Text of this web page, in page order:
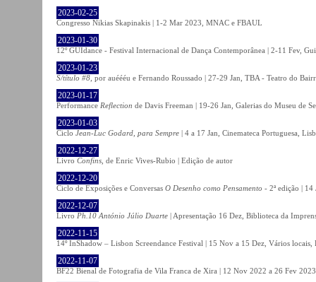
2023-02-25
Congresso Nikias Skapinakis | 1-2 Mar 2023, MNAC e FBAUL
2023-01-30
12º GUIdance - Festival Internacional de Dança Contemporânea | 2-11 Fev,
2023-01-23
S/título #8 , por auéééu e Fernando Roussado | 27-29 Jan, TBA - Teatro do
2023-01-17
Performance Reflection de Davis Freeman | 19-26 Jan, Galerias do Museu de
2023-01-03
Ciclo Jean-Luc Godard, para Sempre | 4 a 17 Jan, Cinemateca Portuguesa,
2022-12-27
Livro Confins , de Enric Vives-Rubio | Edição de autor
2022-12-20
Ciclo de Exposições e Conversas O Desenho como Pensamento - 2ª edição |
2022-12-07
Livro Ph.10 António Júlio Duarte | Apresentação 16 Dez, Biblioteca da
2022-11-15
14º InShadow – Lisbon Screendance Festival | 15 Nov a 15 Dez, Vários locais,
2022-11-07
BF22 Bienal de Fotografia de Vila Franca de Xira | 12 Nov 2022 a 26 Fev